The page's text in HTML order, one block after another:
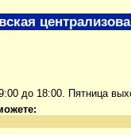
до 18:00. Пятница